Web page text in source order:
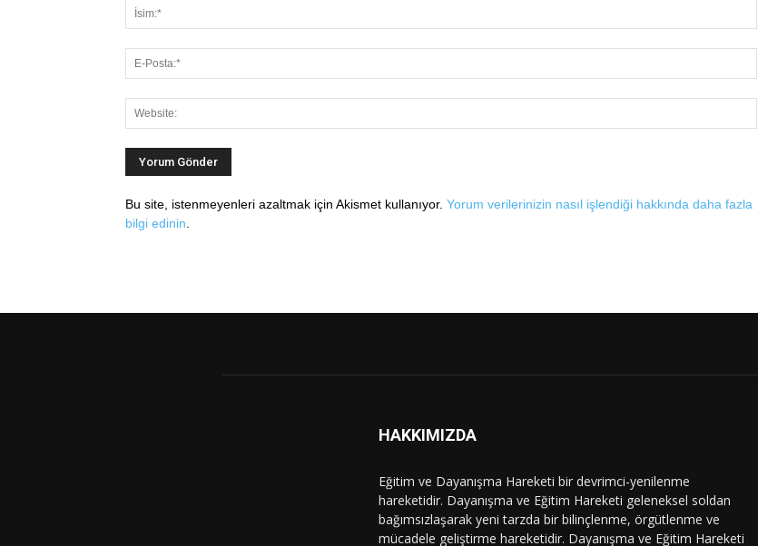
Bu site, istenmeyenleri azaltmak için Akismet kullanıyor. Yorum verilerinizin nasıl işlendiği hakkında daha fazla
bilgi edinin
HAKKIMIZDA
Eğitim ve Dayanışma Hareketi bir devrimci-yenilenme
hareketidir. Dayanışma ve Eğitim Hareketi geleneksel soldan
bağımsızlaşarak yeni tarzda bir bilinçlenme, örgütlenme ve
mücadele geliştirme hareketidir. Dayanışma ve Eğitim Hareketi